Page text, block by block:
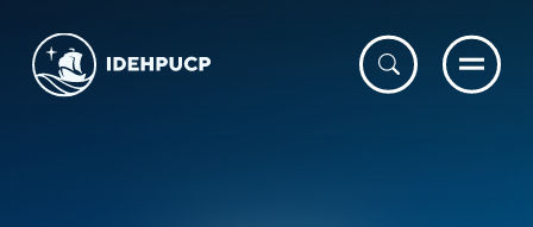
IDEHPUCP